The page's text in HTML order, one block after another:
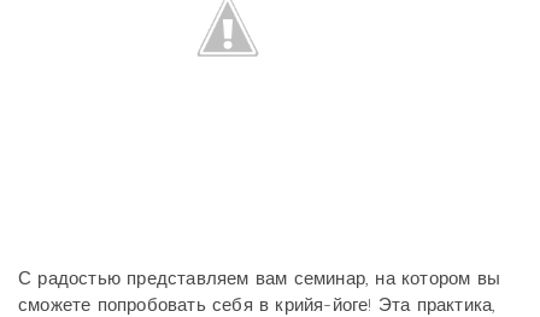
С радостью представляем вам семинар, на котором вы
сможете попробовать себя в крийя-йоге! Эта практика,